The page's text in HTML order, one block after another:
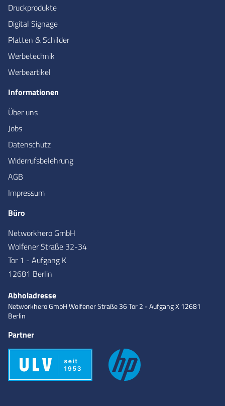
Druckprodukte
Digital Signage
Platten & Schilder
Werbetechnik
Werbeartikel
Informationen
Über uns
Jobs
Datenschutz
Widerrufsbelehrung
AGB
Impressum
Büro
Networkhero GmbH
Wolfener Straße 32-34
Tor 1 - Aufgang K
12681 Berlin
Abholadresse
Networkhero GmbHWolfener Straße 36Tor 2 - Aufgang X12681
Berlin
Partner